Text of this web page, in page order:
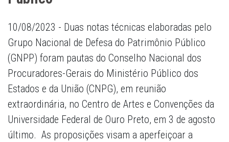
10/08/2023 - Duas notas técnicas elaboradas pelo
Grupo Nacional de Defesa do Patrimônio Público
(GNPP) foram pautas do Conselho Nacional dos
Procuradores-Gerais do Ministério Público dos
Estados e da União (CNPG), em reunião
extraordinária, no Centro de Artes e Convenções da
Universidade Federal de Ouro Preto, em 3 de agosto
último. As proposições visam a aperfeiçoar a